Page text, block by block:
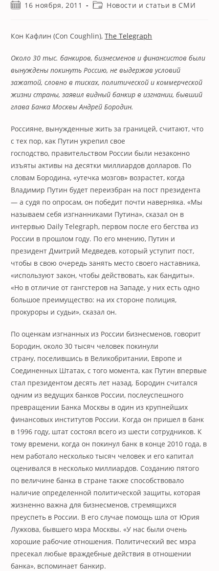
Запись16 ноября, 2011
РубрикаНовости и статьи в СМИ
Кон Кафлин (Con Coughlin),The Telegraph
Около 30 тыс. банкиров, бизнесменов и финансистов были
вынуждены покинуть Россию, не выдержав условий
зажатой, словно в тисках, политической и коммерческой
жизни страны, заявил видный банкир в изгнании, бывший
глава Банка Москвы Андрей Бородин.
Россияне, вынужденные жить за границей, считают, что
с тех пор, как Путин укрепил свое
господство, правительством России были незаконно
изъяты активы на десятки миллиардов долларов. По
словам Бородина, «утечка мозгов» возрастет, когда
Владимир Путин будет переизбран на пост президента
— а судя по опросам, он победит почти наверняка. «Мы
называем себя изгнанниками Путина», сказал он в
интервью Daily Telegraph, первом после его бегства из
России в прошлом году. По его мнению, Путин и
президент Дмитрий Медведев, который уступит пост,
чтобы в свою очередь занять место своего наставника,
«используют закон, чтобы действовать, как бандиты».
«Но в отличие от гангстеров на Западе, у них есть одно
большое преимущество: на их стороне полиция,
прокуроры и судьи», сказал он.
По оценкам изгнанных из России бизнесменов, говорит
Бородин, около 30 тысяч человек покинули
страну, поселившись в Великобритании, Европе и
Соединенных Штатах, с того момента, как Путин впервые
стал президентом десять лет назад. Бородин считался
одним из ведущих банков России, послеуспешного
превращении Банка Москвы в один из крупнейших
финансовых институтов России. Когда он пришел в банк
в 1996 году, штат состоял всего из шести сотрудников. К
тому времени, когда он покинул банк в конце 2010 года, в
нем работало несколько тысяч человек и его капитал
оценивался в несколько миллиардов. Созданию пятого
по величине банка в стране также способствовало
наличие определенной политической защиты, которая
жизненно важна для бизнесменов, стремящихся
преуспеть в России. В его случае помощь шла от Юрия
Лужкова, бывшего мэра Москвы. «У нас были очень
хорошие рабочие отношения. Политический вес мэра
пресекал любые враждебные действия в отношении
банка», вспоминает банкир.